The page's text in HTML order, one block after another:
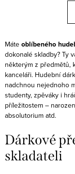
c
í
p
r
v
k
y
ý
p
á
n
k
o
v
á
í
Máte oblíbeného
dokonalé skladby? Ty
některým z předmětů,
kanceláři. Hudební
nadchnou nejednoho
studenty, zpěváky i
příležitostem –
absolutorium atd.
Dárkové
skladateli